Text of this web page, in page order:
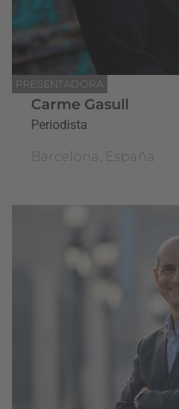
PRESENTADORA
Carme Gasull
Periodista
Barcelona, España